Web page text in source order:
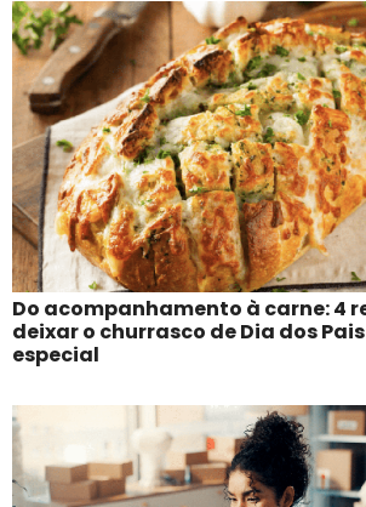
Do acompanhamento à carne: 4
deixar o churrasco de Dia dos
especial